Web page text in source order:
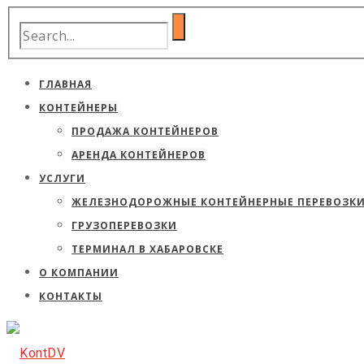
ГЛАВНАЯ
КОНТЕЙНЕРЫ
ПРОДАЖА КОНТЕЙНЕРОВ
АРЕНДА КОНТЕЙНЕРОВ
УСЛУГИ
ЖЕЛЕЗНОДОРОЖНЫЕ КОНТЕЙНЕРНЫЕ ПЕРЕВОЗКИ
ГРУЗОПЕРЕВОЗКИ
ТЕРМИНАЛ В ХАБАРОВСКЕ
О КОМПАНИИ
КОНТАКТЫ